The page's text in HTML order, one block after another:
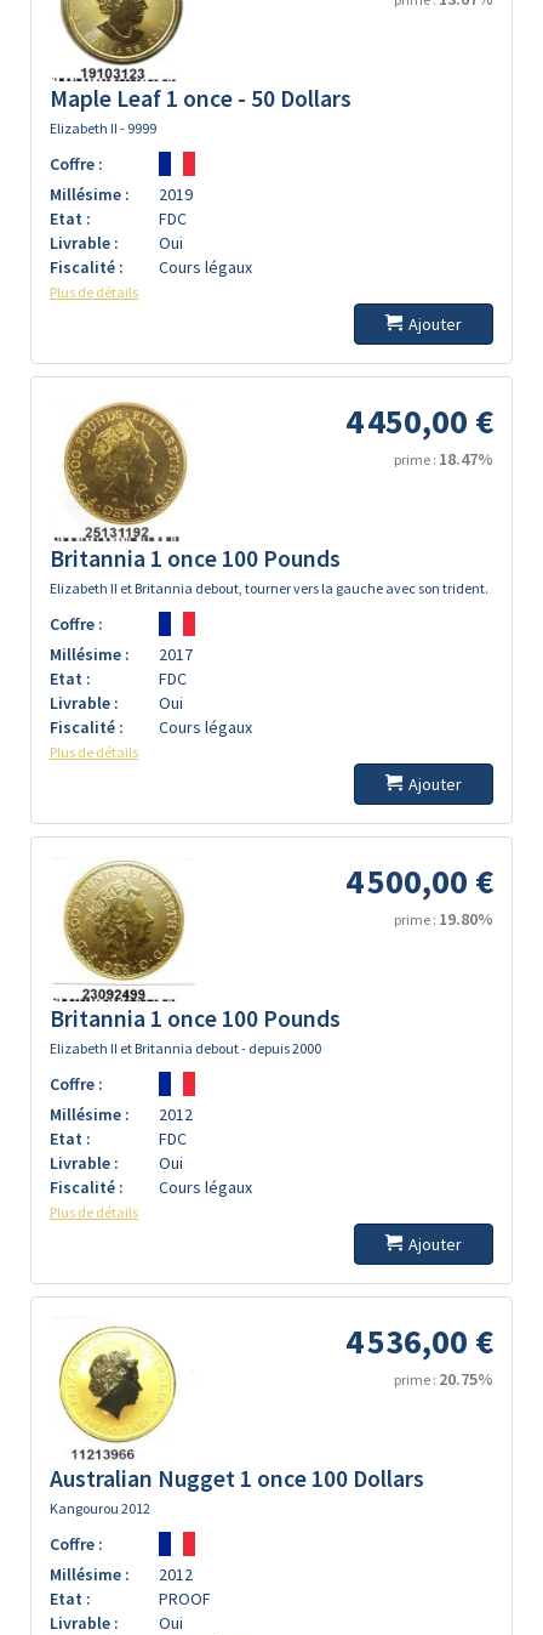
Maple Leaf 1 once - 50 Dollars
Elizabeth II - 9999
Coffre :
Millésime :
2019
Etat :
FDC
Livrable :
Oui
Fiscalité :
Cours légaux
Plus de détails
Ajouter
4 450,00 €
prime : 18.47%
Britannia 1 once 100 Pounds
Elizabeth II et Britannia debout, tourner vers la gauche avec son trident.
Coffre :
Millésime :
2017
Etat :
FDC
Livrable :
Oui
Fiscalité :
Cours légaux
Plus de détails
Ajouter
4 500,00 €
prime : 19.80%
Britannia 1 once 100 Pounds
Elizabeth II et Britannia debout - depuis 2000
Coffre :
Millésime :
2012
Etat :
FDC
Livrable :
Oui
Fiscalité :
Cours légaux
Plus de détails
Ajouter
4 536,00 €
prime : 20.75%
Australian Nugget 1 once 100 Dollars
Kangourou 2012
Coffre :
Millésime :
2012
Etat :
PROOF
Livrable :
Oui